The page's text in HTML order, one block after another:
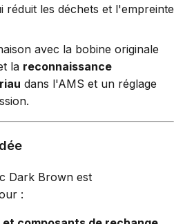
réduit les déchets et l'empreinte
avec la bobine originale
la reconnaissance
dans l'AMS et un réglage
Dark Brown est
: